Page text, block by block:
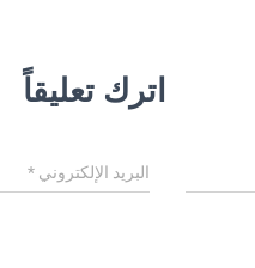
اترك تعليقاً
البريد الإلكتروني*